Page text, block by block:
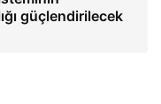
güçlendirilecek